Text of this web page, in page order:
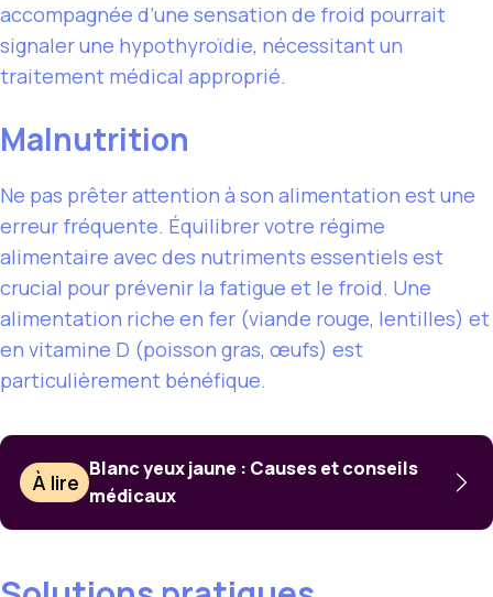
accompagnée d’une sensation de froid pourrait
signaler une hypothyroïdie, nécessitant un
traitement médical approprié.
Malnutrition
Ne pas prêter attention à son alimentation est une
erreur fréquente. Équilibrer votre régime
alimentaire avec des nutriments essentiels est
crucial pour prévenir la fatigue et le froid. Une
alimentation riche en fer (viande rouge, lentilles) et
en vitamine D (poisson gras, œufs) est
particulièrement bénéfique.
À lire
Blanc yeux jaune : Causes et conseils
médicaux